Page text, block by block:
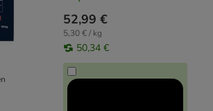
52,99 €
5,30 € / kg
50,34 €